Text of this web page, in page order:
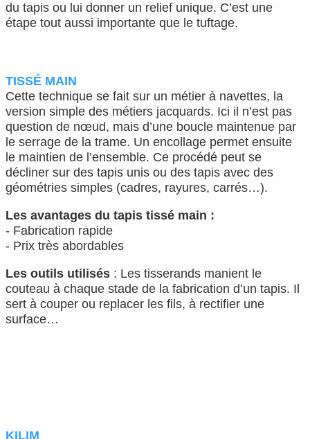
du tapis ou lui donner un relief unique. C’est une
étape tout aussi importante que le tuftage.
TISSÉ MAIN
Cette technique se fait sur un métier à navettes, la
version simple des métiers jacquards. Ici il n’est pas
question de nœud, mais d’une boucle maintenue par
le serrage de la trame. Un encollage permet ensuite
le maintien de l’ensemble. Ce procédé peut se
décliner sur des tapis unis ou des tapis avec des
géométries simples (cadres, rayures, carrés…).
Les avantages du tapis tissé main :
- Fabrication rapide
- Prix très abordables
Les outils utilisés : Les tisserands manient le
couteau à chaque stade de la fabrication d’un tapis. Il
sert à couper ou replacer les fils, à rectifier une
surface…
KILIM